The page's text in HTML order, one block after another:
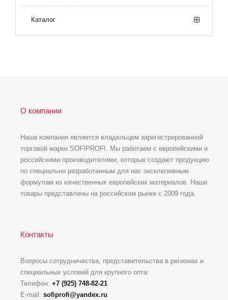
Каталог
О компании
Наша компания является владельцем зарегистрированной
торговой марки SOFIPROFI. Мы работаем с европейскими и
российскими производителями, которые создают продукцию
по специально разработанным для нас эксклюзивным
формулам из качественных европейских материалов. Наши
товары представлены на российском рынке с 2009 года.
Контакты
Вопросы сотрудничества, представительства в регионах и
специальных условий для крупного опта:
Телефон: +7 (925) 748-82-21
E-mail: sofiprofi@yandex.ru